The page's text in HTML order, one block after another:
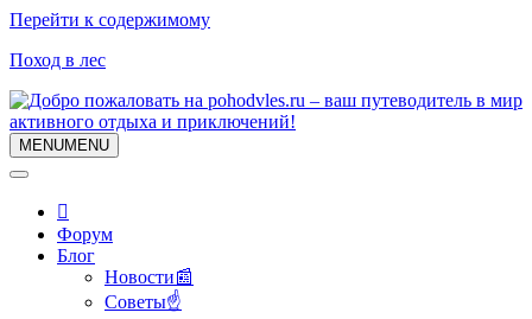
Перейти к содержимому
Поход в лес
MENUMENU
Форум
Блог
Новости📰
Советы☝